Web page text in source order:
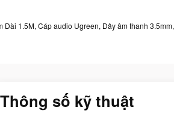
Dài 1.5M, Cáp audio Ugreen, Dây âm thanh 3.5mm,
Thông số kỹ thuật